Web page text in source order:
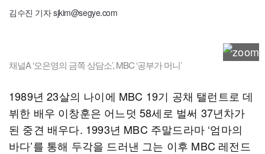
김수진 기자 sjkim@segye.com
채널A ‘오은영의 금쪽 상담소’, MBC ‘공부가 머니’
1989년 23살의 나이에 MBC 19기 공채 탤런트로 데
뷔한 배우 이창훈은 어느덧 58세로 벌써 37년차가
된 중견 배우다. 1993년 MBC 주말드라마 ‘엄마의
바다’를 통해 두각을 드러낸 그는 이후 MBC 레전드